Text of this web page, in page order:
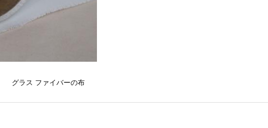
グラス ファイバーの布